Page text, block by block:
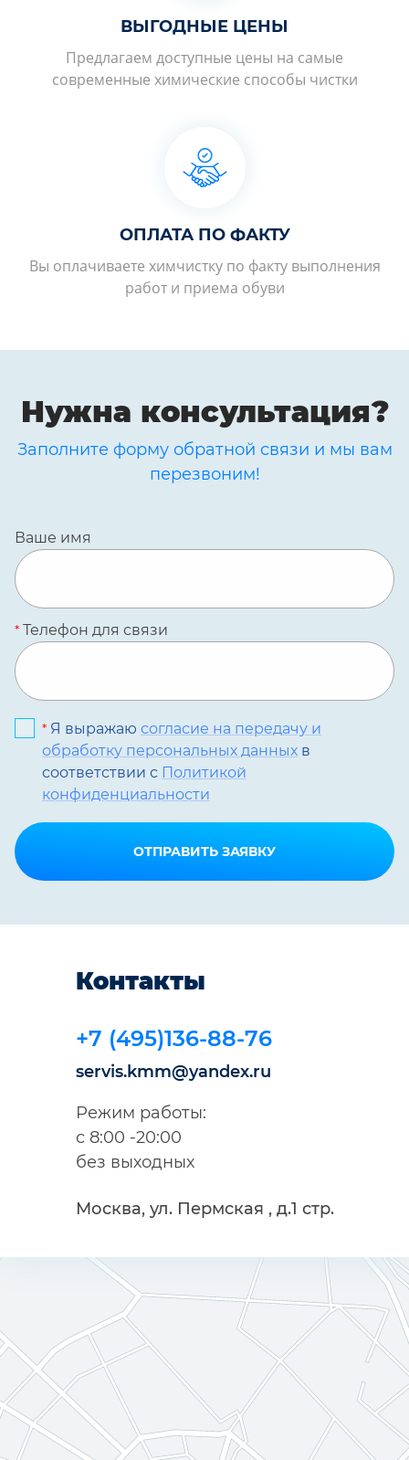
ВЫГОДНЫЕ ЦЕНЫ
Предлагаем доступные цены на самые
современные химические способы чистки
ОПЛАТА ПО ФАКТУ
Вы оплачиваете химчистку по факту выполнения
работ и приема обуви
Нужна консультация?
Заполните форму обратной связи и мы вам
перезвоним!
Ваше имя
* Телефон для связи
ОТПРАВИТЬ ЗАЯВКУ
* Я выражаю согласие на передачу и
обработку персональных данных в
соответствии с Политикой
конфиденциальности
Контакты
+7 (495)136-88-76
servis.kmm@yandex.ru
Режим работы:
с 8:00 -20:00
без выходных
Москва, ул. Пермская , д.1 стр.